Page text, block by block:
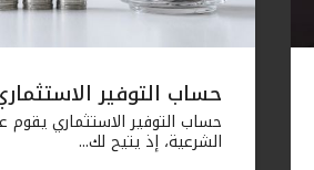
حساب التوفير
حساب التوفير الاستثماري يقوم
الشرعية، إذ يتيح لك...